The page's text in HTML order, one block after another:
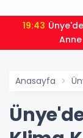
19:43
Anasayfa